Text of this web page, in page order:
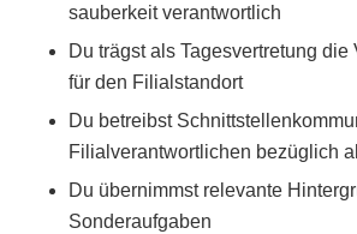
sauberkeit verantwortlich
Du trägst als Tagesvertretung die
für den Filialstandort
Du betreibst
Filialverantwortlichen bezüglich
Du übernimmst relevante
Sonderaufgaben